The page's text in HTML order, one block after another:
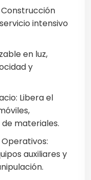
intensivo
en luz,
y
Libera el
materiales.
auxiliares y